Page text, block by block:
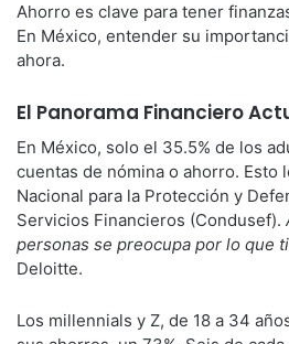
Ahorro es clave para tener
En México, entender su
ahora.
El Panorama Financiero
En México, solo el 35.5% de los
cuentas de nómina o ahorro. Esto
Nacional para la Protección y
Servicios Financieros (Condusef).
personas se preocupa por lo que
Deloitte.
Los millennials y Z, de 18 a 34